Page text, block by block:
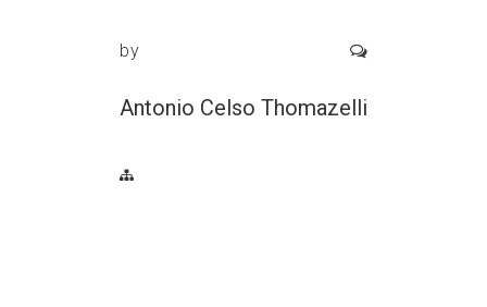
by
Antonio Celso Thomazelli